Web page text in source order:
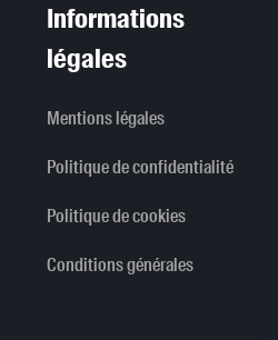
Informations
légales
Mentions légales
Politique de confidentialité
Politique de cookies
Conditions générales